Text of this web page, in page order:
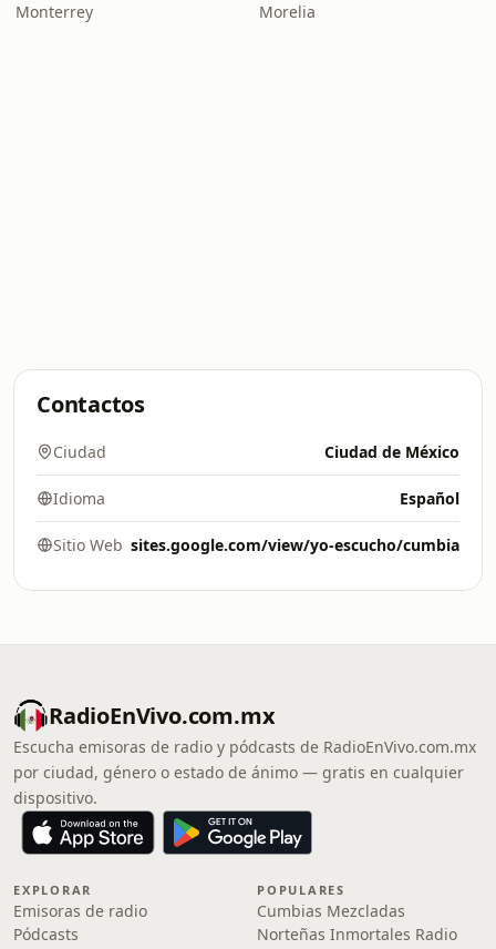
Monterrey Morelia
Contactos
Ciudad Ciudad de México
Idioma Español
Sitio Web sites.google.com/view/yo-escucho/cumbia
RadioEnVivo.com.mx
Escucha emisoras de radio y pódcasts de RadioEnVivo.com.mx
por ciudad, género o estado de ánimo — gratis en cualquier
dispositivo.
EXPLORAR
Emisoras de radio
Pódcasts
POPULARES
Cumbias Mezcladas
Norteñas Inmortales Radio